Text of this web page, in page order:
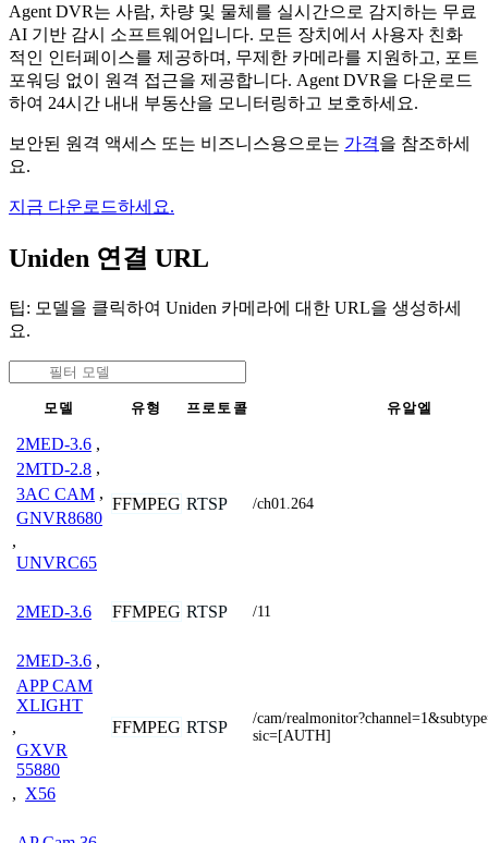
Agent DVR는 사람, 차량 및 물체를 실시간으로 감지하는 무료
AI 기반 감시 소프트웨어입니다. 모든 장치에서 사용자 친화
적인 인터페이스를 제공하며, 무제한 카메라를 지원하고, 포트
포워딩 없이 원격 접근을 제공합니다. Agent DVR을 다운로드
하여 24시간 내내 부동산을 모니터링하고 보호하세요.
보안된 원격 액세스 또는 비즈니스용으로는 가격을 참조하세
요.
지금 다운로드하세요.
Uniden 연결 URL
팁: 모델을 클릭하여 Uniden 카메라에 대한 URL을 생성하세
요.
모델 유형 프로토콜 유알엘
2MED-3.6 ,
2MTD-2.8 ,
3AC CAM ,
GNVR8680
,
UNVRC65
FFMPEG RTSP /ch01.264
2MED-3.6 FFMPEG RTSP /11
2MED-3.6 ,
APP CAM
XLIGHT
,
GXVR
55880
, X56
FFMPEG RTSP
/cam/
sic=[AUTH]